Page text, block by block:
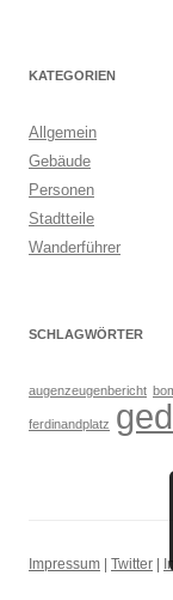
KATEGORIEN
Allgemein
Gebäude
Personen
Stadtteile
Wanderführer
SCHLAGWÖRTER
augenzeugenbericht
ferdinandplatz
Impressum Twitter